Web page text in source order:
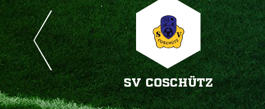
SV COSCHÜTZ